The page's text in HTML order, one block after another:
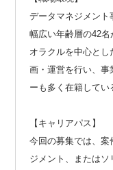
データマネジメント
幅広い年齢層の42名
オラクルを中心と
画・運営を行い、
ーも多く在籍してい
【キャリアパス】
今回の募集では、案
ジメント、または